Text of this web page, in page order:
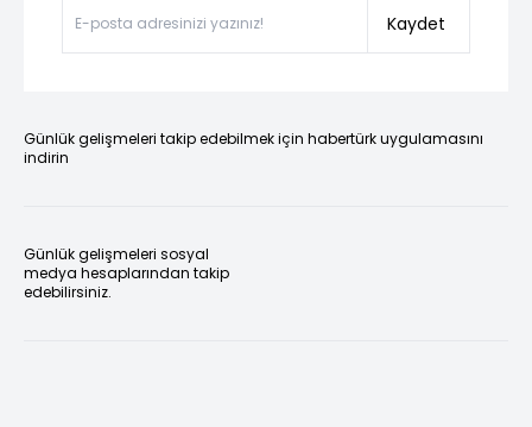
Kaydet
Günlük gelişmeleri takip edebilmek için habertürk uygulamasını
indirin
Günlük gelişmeleri sosyal
medya hesaplarından takip
edebilirsiniz.